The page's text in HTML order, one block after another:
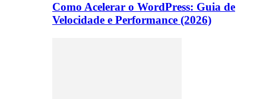
Como Acelerar o WordPress: Guia de
Velocidade e Performance (2026)